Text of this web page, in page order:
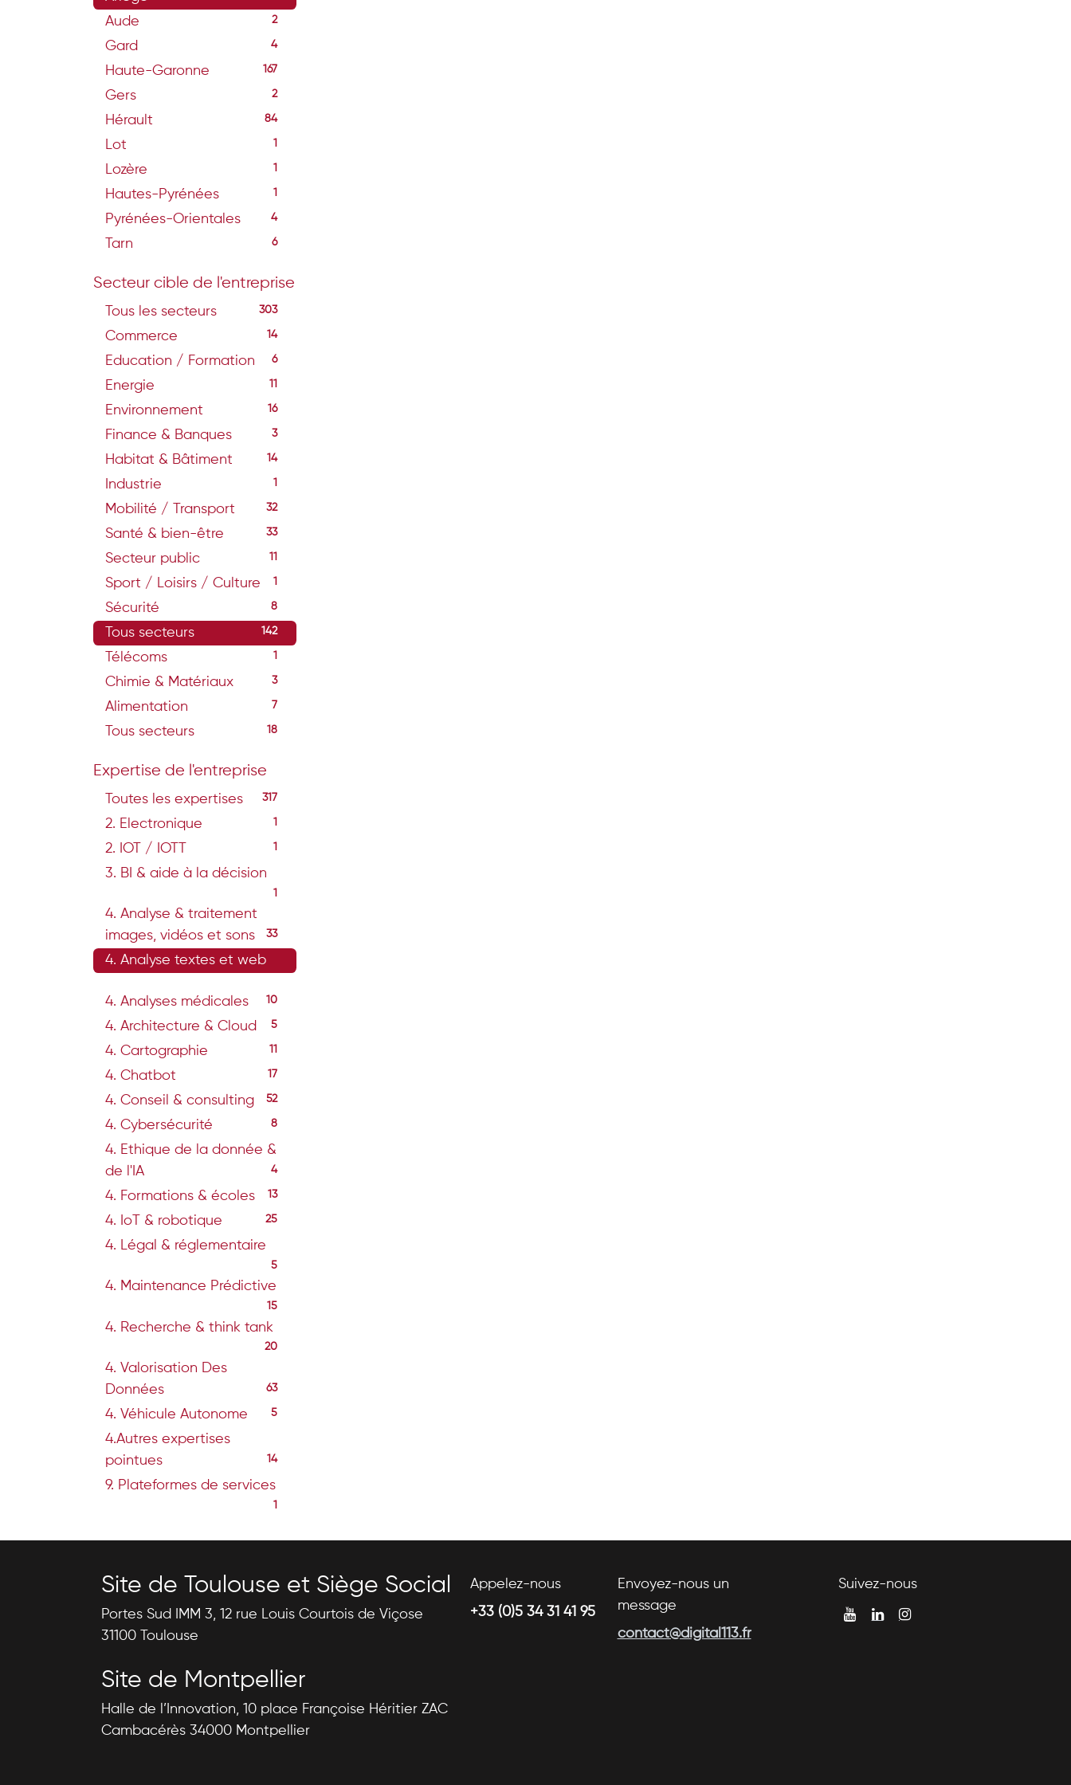
Aude 2
Gard 4
Haute-Garonne 167
Gers 2
Hérault 84
Lot 1
Lozère 1
Hautes-Pyrénées 1
Pyrénées-Orientales 4
Tarn 6
Secteur cible de l'entreprise
Tous les secteurs 303
Commerce 14
Education / Formation 6
Energie 11
Environnement 16
Finance & Banques 3
Habitat & Bâtiment 14
Industrie 1
Mobilité / Transport 32
Santé & bien-être 33
Secteur public 11
Sport / Loisirs / Culture 1
Sécurité 8
Tous secteurs 142
Télécoms 1
Chimie & Matériaux 3
Alimentation 7
Tous secteurs 18
Expertise de l'entreprise
Toutes les expertises 317
2. Electronique 1
2. IOT / IOTT 1
3. BI & aide à la décision
1
4. Analyse & traitement
images, vidéos et sons
33
4. Analyse textes et web
4. Analyses médicales 10
4. Architecture & Cloud 5
4. Cartographie 11
4. Chatbot 17
4. Conseil & consulting 52
4. Cybersécurité 8
4. Ethique de la donnée &
de l'IA
4
4. Formations & écoles 13
4. IoT & robotique 25
4. Légal & réglementaire
5
4. Maintenance Prédictive
15
4. Recherche & think tank
20
4. Valorisation Des
Données
63
4. Véhicule Autonome 5
4.Autres expertises
pointues
14
9. Plateformes de services
1
Site de Toulouse et Siège Social
Portes Sud IMM 3, 12 rue Louis Courtois de Viçose
31100 Toulouse
Site de Montpellier
Halle de l’Innovation, 10 place Françoise Héritier ZAC
Cambacérès 34000 Montpellier
Appelez-nous
+33 (0)5 34 31 41 95
Envoyez-nous un
message
contact@digital113.fr
Suivez-nous